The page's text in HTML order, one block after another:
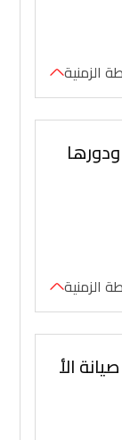
الزمنية
ودورها
الزمنية
الأ